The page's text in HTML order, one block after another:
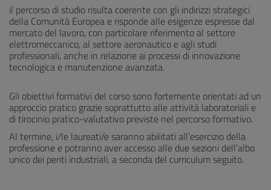
il percorso di studio risulta coerente con gli indirizzi strategici
della Comunità Europea e risponde alle esigenze espresse dal
mercato del lavoro, con particolare riferimento al settore
elettromeccanico, al settore aeronautico e agli studi
professionali, anche in relazione ai processi di innovazione
tecnologica e manutenzione avanzata.
Gli obiettivi formativi del corso sono fortemente orientati ad un
approccio pratico grazie soprattutto alle attività laboratoriali e
di tirocinio pratico-valutativo previste nel percorso formativo.
Al termine, i/le laureati/e saranno abilitati all’esercizio della
professione e potranno aver accesso alle due sezioni dell'albo
unico dei periti industriali, a seconda del curriculum seguito.